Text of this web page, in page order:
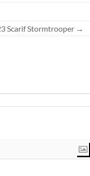
Scarif Stormtrooper →